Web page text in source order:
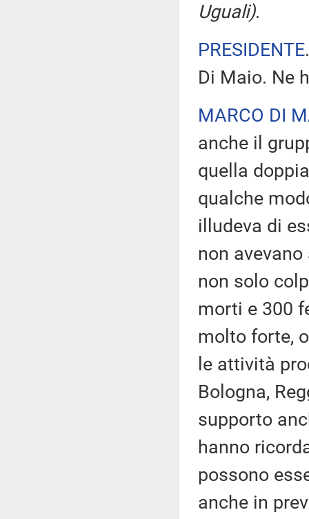
Uguali).
PRESIDENTE
Di Maio. Ne
MARCO DI
anche il
quella
qualche
illudeva di
non
non solo
morti e 300
molto forte,
le attività
Bologna,
supporto
hanno
possono
anche in